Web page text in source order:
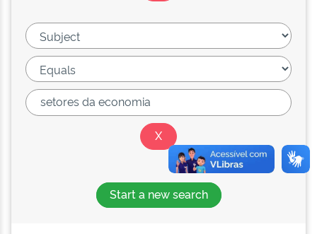
Start a new search